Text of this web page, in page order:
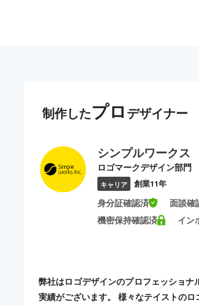
制作したプロ デザイナー
シンプルワークス
ロゴマークデザイン部門
キャリア 創業11年
身分証確認済
面談確
機密保持確認済
イン
弊社はロゴデザインのプロフェッショ
実績がございます。 様々なテイストの